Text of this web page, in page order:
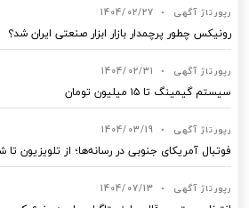
رپورتاژ آگهی •
1404/02/27
رونیکس چطور پرچمدار بازار ابزار صنعتی ایران شد؟
رپورتاژ آگهی •
1404/02/31
سیستم گیمینگ تا ۱۵ میلیون تومان
رپورتاژ آگهی •
1404/03/19
فوتبال آمریکای جنوبی در رسانه‌ها؛ از تلویزیون
رپورتاژ آگهی •
1404/07/13